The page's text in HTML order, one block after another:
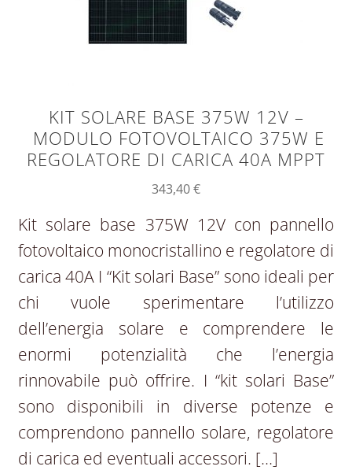
KIT SOLARE BASE 375W 12V –
MODULO FOTOVOLTAICO 375W E
REGOLATORE DI CARICA 40A MPPT
343,40€
Kit solare base 375W 12V con pannello
fotovoltaico monocristallino e regolatore di
carica 40A I “Kit solari Base” sono ideali per
chi vuole sperimentare l’utilizzo
dell’energia solare e comprendere le
enormi potenzialità che l’energia
rinnovabile può offrire. I “kit solari Base”
sono disponibili in diverse potenze e
comprendono pannello solare, regolatore
di carica ed eventuali accessori. […]